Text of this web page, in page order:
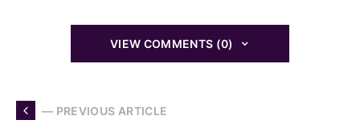
VIEW COMMENTS (0)
— PREVIOUS ARTICLE